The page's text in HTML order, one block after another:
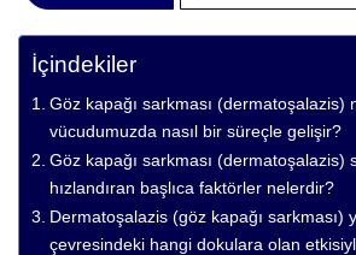
İçindekiler
Göz kapağı sarkması (dermatoşalazis)
vücudumuzda nasıl bir süreçle gelişir?
Göz kapağı sarkması (dermatoşalazis)
hızlandıran başlıca faktörler nelerdir?
Dermatoşalazis (göz kapağı sarkması)
çevresindeki hangi dokulara olan